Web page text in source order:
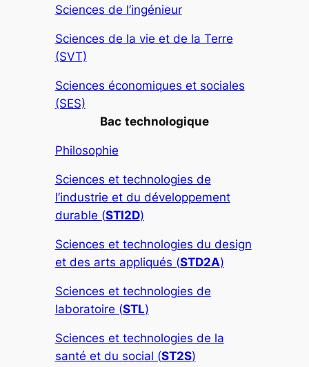
Sciences de l’ingénieur
Sciences de la vie et de la Terre
(SVT)
Sciences économiques et sociales
(SES)
Bac technologique
Philosophie
Sciences et technologies de
l’industrie et du développement
durable (STI2D)
Sciences et technologies du design
et des arts appliqués (STD2A)
Sciences et technologies de
laboratoire (STL)
Sciences et technologies de la
santé et du social (ST2S)